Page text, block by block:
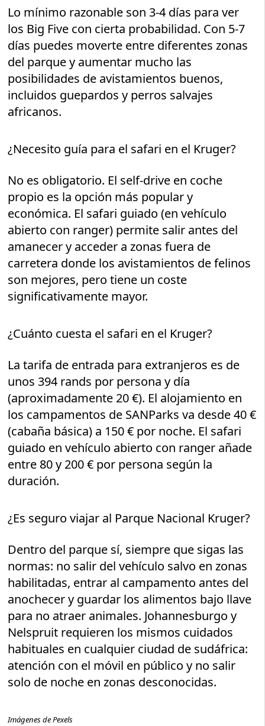
Lo mínimo razonable son 3-4 días para ver
los Big Five con cierta probabilidad. Con 5-7
días puedes moverte entre diferentes zonas
del parque y aumentar mucho las
posibilidades de avistamientos buenos,
incluidos guepardos y perros salvajes
africanos.
¿Necesito guía para el safari en el Kruger?
No es obligatorio. El self-drive en coche
propio es la opción más popular y
económica. El safari guiado (en vehículo
abierto con ranger) permite salir antes del
amanecer y acceder a zonas fuera de
carretera donde los avistamientos de felinos
son mejores, pero tiene un coste
significativamente mayor.
¿Cuánto cuesta el safari en el Kruger?
La tarifa de entrada para extranjeros es de
unos 394 rands por persona y día
(aproximadamente 20 €). El alojamiento en
los campamentos de SANParks va desde 40 €
(cabaña básica) a 150 € por noche. El safari
guiado en vehículo abierto con ranger añade
entre 80 y 200 € por persona según la
duración.
¿Es seguro viajar al Parque Nacional Kruger?
Dentro del parque sí, siempre que sigas las
normas: no salir del vehículo salvo en zonas
habilitadas, entrar al campamento antes del
anochecer y guardar los alimentos bajo llave
para no atraer animales. Johannesburgo y
Nelspruit requieren los mismos cuidados
habituales en cualquier ciudad de sudáfrica:
atención con el móvil en público y no salir
solo de noche en zonas desconocidas.
Imágenes de Pexels